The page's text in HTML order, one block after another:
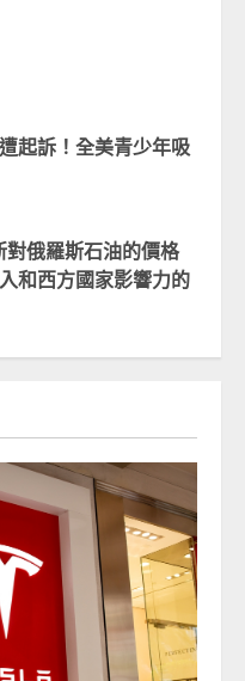
起訴！全美青少年吸
對俄羅斯石油的價格
和西方國家影響力的